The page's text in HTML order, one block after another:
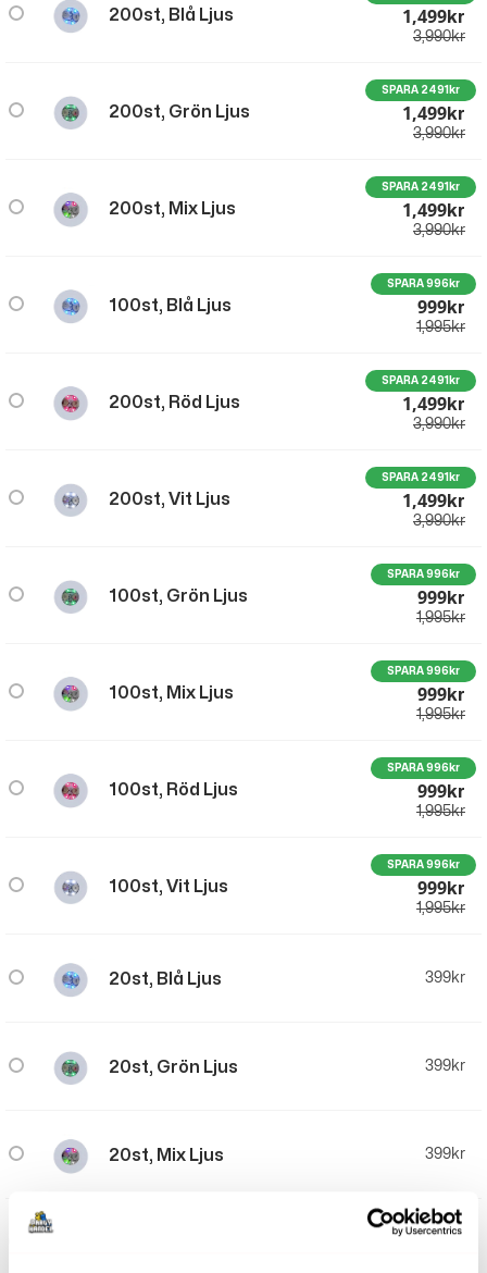
200st, Blå Ljus
3,990kr
1,499Kr
200st, Grön Ljus
3,990kr
1,499Kr
SPARA 2491kr
200st, Mix Ljus
3,990kr
1,499Kr
SPARA 2491kr
100st, Blå Ljus
1,995kr
999Kr
SPARA 996kr
200st, Röd Ljus
3,990kr
1,499Kr
SPARA 2491kr
200st, Vit Ljus
3,990kr
1,499Kr
SPARA 2491kr
100st, Grön Ljus
1,995kr
999Kr
SPARA 996kr
100st, Mix Ljus
1,995kr
999Kr
SPARA 996kr
100st, Röd Ljus
1,995kr
999Kr
SPARA 996kr
100st, Vit Ljus
1,995kr
999Kr
SPARA 996kr
20st, Blå Ljus 399kr
20st, Grön Ljus 399kr
20st, Mix Ljus 399kr